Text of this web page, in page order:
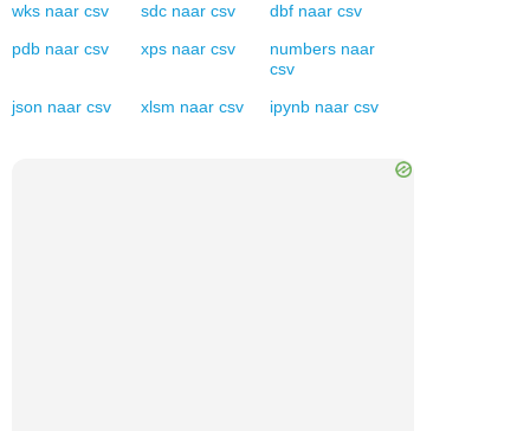
wks naar csv sdc naar csv dbf naar csv
pdb naar csv xps naar csv numbers naar
csv
json naar csv xlsm naar csv ipynb naar csv